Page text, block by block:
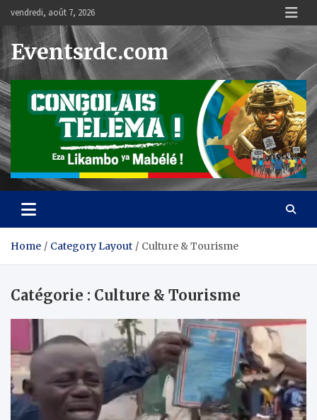
content
vendredi, août 7, 2026
Eventsrdc.com
Home Category Layout Culture & Tourisme
Catégorie : Culture & Tourisme